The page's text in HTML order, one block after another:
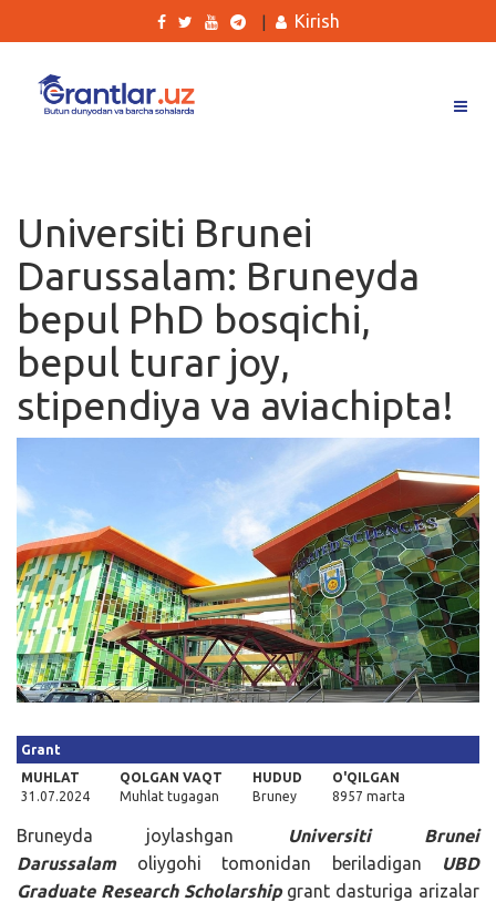
Ishlar
Kurslar
Blog
Yana
Kirish
Kirish
Universiti Brunei
Darussalam: Bruneyda
bepul PhD bosqichi,
bepul turar joy,
stipendiya va aviachipta!
Grant
MUHLAT
31.07.2024
QOLGAN VAQT
Muhlat tugagan
HUDUD
Bruney
O'QILGAN
8957 marta
Bruneyda joylashgan Universiti Brunei
Darussalamoliygohi tomonidan beriladigan UBD
Graduate Research Scholarship grant dasturiga arizalar